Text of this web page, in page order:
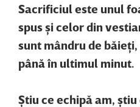
Sacrificiul este unul
spus şi celor din
sunt mândru de
până în ultimul minut.
Ştiu ce echipă am,